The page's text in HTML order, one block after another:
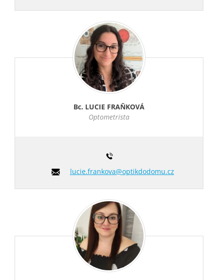
Bc. LUCIE FRAŇKOVÁ
Optometrista
lucie.frankova@optikdodomu.cz